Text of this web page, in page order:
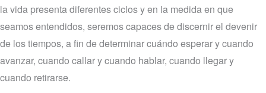
la vida presenta diferentes ciclos y en la medida en que
seamos entendidos, seremos capaces de discernir el devenir
de los tiempos, a fin de determinar cuándo esperar y cuando
avanzar, cuando callar y cuando hablar, cuando llegar y
cuando retirarse.